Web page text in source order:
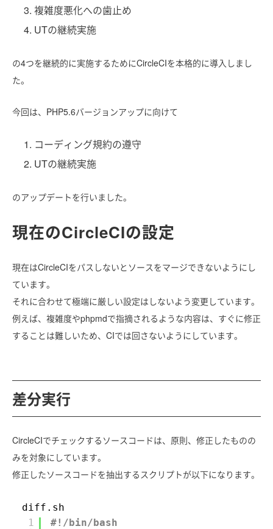
複雑度悪化への歯止め
UTの継続実施
の4つを継続的に実施するためにCircleCIを本格的に導入しまし
た。
今回は、PHP5.6バージョンアップに向けて
コーディング規約の遵守
UTの継続実施
のアップデートを行いました。
現在のCircleCIの設定
現在はCircleCIをパスしないとソースをマージできないようにし
ています。
それに合わせて極端に厳しい設定はしないよう変更しています。
例えば、複雑度やphpmdで指摘されるような内容は、すぐに修正
することは難しいため、CIでは回さないようにしています。
差分実行
CircleCIでチェックするソースコードは、原則、修正したものの
みを対象にしています。
修正したソースコードを抽出するスクリプトが以下になります。
diff.sh
1
#!/bin/bash